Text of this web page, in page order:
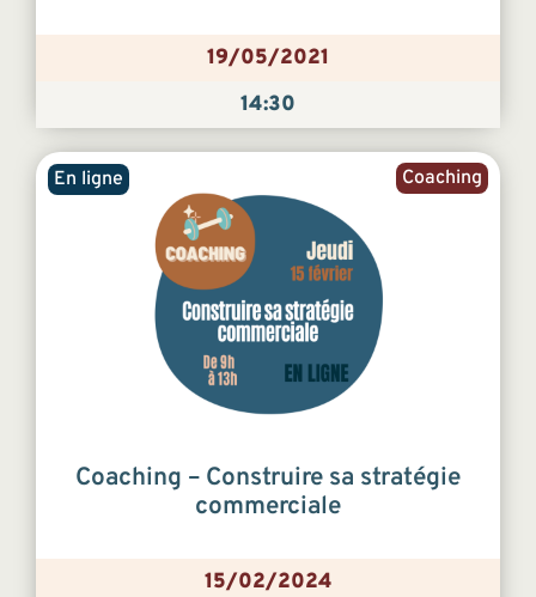
19/05/2021
14:30
Coaching
En ligne
Coaching – Construire sa stratégie
commerciale
15/02/2024